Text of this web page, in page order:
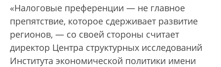
«Налоговые преференции — не главное
препятствие, которое сдерживает развитие
регионов, — со своей стороны считает
директор Центра структурных исследований
Института экономической политики имени